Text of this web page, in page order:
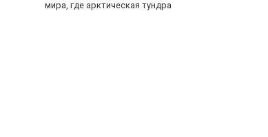
мира, где арктическая тундра